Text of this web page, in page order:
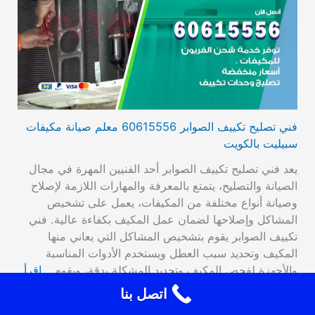
فني تصليح تكييف الصوابر 60615556 معلم صيانة مكيفات
سبيليت بالكويت
يعد فني تصليح تكييف الصوابر أحد الفنيين المهرة في مجال
الصيانة والتصليح، يتمتع بالمعرفة والمهارات اللازمة لإصلاح
وصيانة أنواع مختلفة من المكيفات، يعمل على تشخيص
المشاكل وإصلاحها لضمان عمل المكيف بكفاءة عالية. فني
تكييف الصوابر يقوم بتشخيص المشاكل التي يعاني منها
المكيف وتحديد سبب العطل ويستخدم الأدوات المناسبة
والأجهزة لفحص المكيف وتحديد المشكلة بدقة، ويقوم…اقرأ
اتصل بنا